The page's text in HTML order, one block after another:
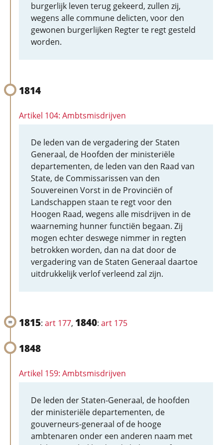
burgerlijk leven terug gekeerd, zullen zij,
wegens alle commune delicten, voor den
gewonen burgerlijken Regter te regt gesteld
worden.
1814
Artikel 104: Ambtsmisdrijven
De leden van de vergadering der Staten
Generaal, de Hoofden der ministeriële
departementen, de leden van den Raad van
State, de Commissarissen van den
Souvereinen Vorst in de Provinciën of
Landschappen staan te regt voor den
Hoogen Raad, wegens alle misdrijven in de
waarneming hunner functiën begaan. Zij
mogen echter deswege nimmer in regten
betrokken worden, dan na dat door de
vergadering van de Staten Generaal daartoe
uitdrukkelijk verlof verleend zal zijn.
1815: art 177, 1840: art 175
1848
Artikel 159: Ambtsmisdrijven
De leden der Staten-Generaal, de hoofden
der ministeriële departementen, de
gouverneurs-generaal of de hooge
ambtenaren onder een anderen naam met